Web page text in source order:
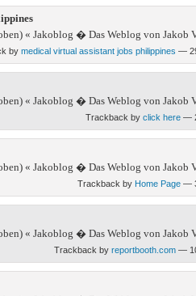
« Jakoblog � Das Weblog von Jakob
by medical virtual assistant jobs philippines —
« Jakoblog � Das Weblog von Jakob
Trackback by click here —
« Jakoblog � Das Weblog von Jakob
Trackback by Home Page —
« Jakoblog � Das Weblog von Jakob
Trackback by reportbooth.com —